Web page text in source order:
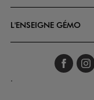
L'ENSEIGNE GÉMO
.